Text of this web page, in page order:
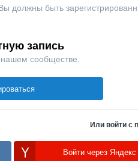
должны быть
запись
нашем сообществе.
Или войти с
Войти через Яндекс